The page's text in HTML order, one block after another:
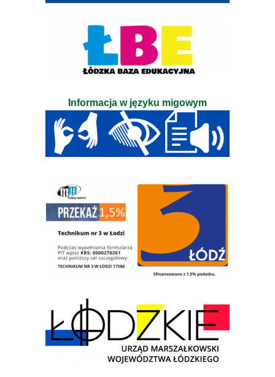
Informacja w języku migowym